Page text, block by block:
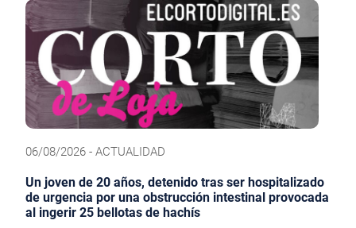
06/08/2026 - ACTUALIDAD
Un joven de 20 años, detenido tras ser hospitalizado
de urgencia por una obstrucción intestinal provocada
al ingerir 25 bellotas de hachís